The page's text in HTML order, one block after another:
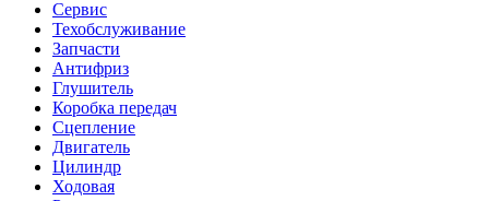
Сервис
Техобслуживание
Запчасти
Антифриз
Глушитель
Коробка передач
Сцепление
Двигатель
Цилиндр
Ходовая